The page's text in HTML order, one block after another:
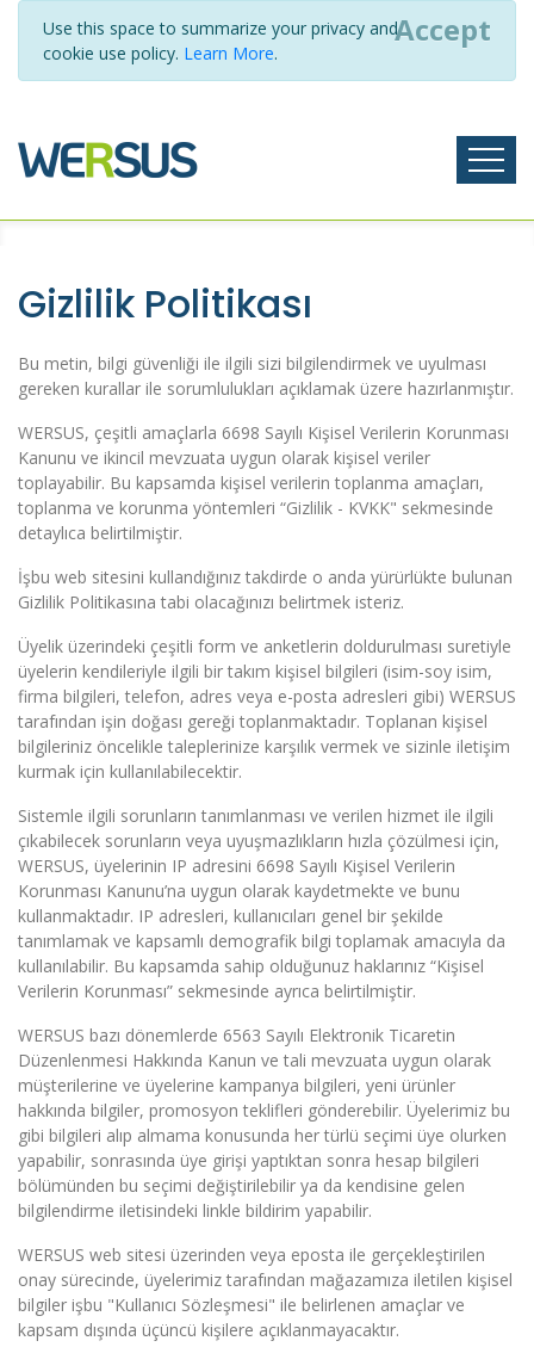
Use this space to summarize your privacy and
cookie use policy. Learn More.
Accept
Gizlilik Politikası
Bu metin, bilgi güvenliği ile ilgili sizi bilgilendirmek ve uyulması
gereken kurallar ile sorumlulukları açıklamak üzere hazırlanmıştır.
WERSUS, çeşitli amaçlarla 6698 Sayılı Kişisel Verilerin Korunması
Kanunu ve ikincil mevzuata uygun olarak kişisel veriler
toplayabilir. Bu kapsamda kişisel verilerin toplanma amaçları,
toplanma ve korunma yöntemleri “Gizlilik - KVKK" sekmesinde
detaylıca belirtilmiştir.
İşbu web sitesini kullandığınız takdirde o anda yürürlükte bulunan
Gizlilik Politikasına tabi olacağınızı belirtmek isteriz.
Üyelik üzerindeki çeşitli form ve anketlerin doldurulması suretiyle
üyelerin kendileriyle ilgili bir takım kişisel bilgileri (isim-soy isim,
firma bilgileri, telefon, adres veya e-posta adresleri gibi) WERSUS
tarafından işin doğası gereği toplanmaktadır. Toplanan kişisel
bilgileriniz öncelikle taleplerinize karşılık vermek ve sizinle iletişim
kurmak için kullanılabilecektir.
Sistemle ilgili sorunların tanımlanması ve verilen hizmet ile ilgili
çıkabilecek sorunların veya uyuşmazlıkların hızla çözülmesi için,
WERSUS, üyelerinin IP adresini 6698 Sayılı Kişisel Verilerin
Korunması Kanunu’na uygun olarak kaydetmekte ve bunu
kullanmaktadır. IP adresleri, kullanıcıları genel bir şekilde
tanımlamak ve kapsamlı demografik bilgi toplamak amacıyla da
kullanılabilir. Bu kapsamda sahip olduğunuz haklarınız “Kişisel
Verilerin Korunması” sekmesinde ayrıca belirtilmiştir.
WERSUS bazı dönemlerde 6563 Sayılı Elektronik Ticaretin
Düzenlenmesi Hakkında Kanun ve tali mevzuata uygun olarak
müşterilerine ve üyelerine kampanya bilgileri, yeni ürünler
hakkında bilgiler, promosyon teklifleri gönderebilir. Üyelerimiz bu
gibi bilgileri alıp almama konusunda her türlü seçimi üye olurken
yapabilir, sonrasında üye girişi yaptıktan sonra hesap bilgileri
bölümünden bu seçimi değiştirilebilir ya da kendisine gelen
bilgilendirme iletisindeki linkle bildirim yapabilir.
WERSUS web sitesi üzerinden veya eposta ile gerçekleştirilen
onay sürecinde, üyelerimiz tarafından mağazamıza iletilen kişisel
bilgiler işbu "Kullanıcı Sözleşmesi" ile belirlenen amaçlar ve
kapsam dışında üçüncü kişilere açıklanmayacaktır.